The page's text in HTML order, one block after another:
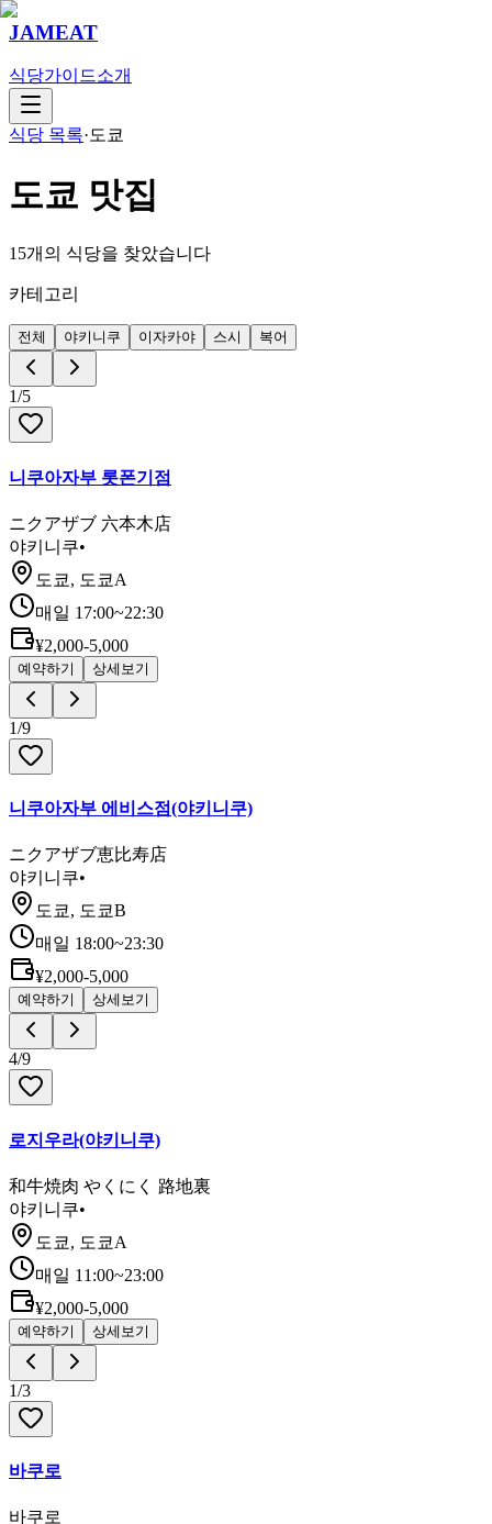
JAMEAT
식당가이드소개
식당 목록·도쿄
도쿄 맛집
15개의 식당을 찾았습니다
카테고리
전체 야키니쿠 이자카야 스시 복어
1/5
니쿠아자부 롯폰기점
ニクアザブ 六本木店
야키니쿠•
도쿄, 도쿄A
매일 17:00~22:30
¥2,000-5,000
예약하기 상세보기
1/9
니쿠아자부 에비스점(야키니쿠)
ニクアザブ恵比寿店
야키니쿠•
도쿄, 도쿄B
매일 18:00~23:30
¥2,000-5,000
예약하기 상세보기
4/9
로지우라(야키니쿠)
和牛焼肉 やくにく 路地裏
야키니쿠•
도쿄, 도쿄A
매일 11:00~23:00
¥2,000-5,000
예약하기 상세보기
1/3
바쿠로
바쿠로